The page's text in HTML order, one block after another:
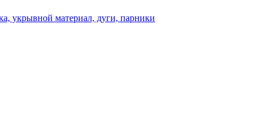
укрывной материал, дуги, парники